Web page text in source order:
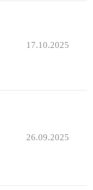
17.10.2025
26.09.2025